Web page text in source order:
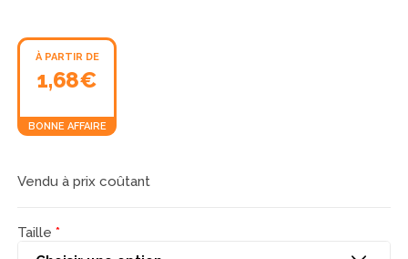
À PARTIR DE
1,68€
BONNE AFFAIRE
Vendu à prix coûtant
Taille